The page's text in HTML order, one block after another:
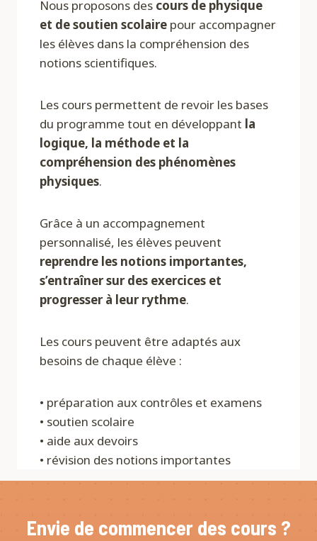
Nous proposons des cours de physique
et de soutien scolaire pour accompagner
les élèves dans la compréhension des
notions scientifiques.
Les cours permettent de revoir les bases
du programme tout en développant la
logique, la méthode et la
compréhension des phénomènes
physiques.
Grâce à un accompagnement
personnalisé, les élèves peuvent
reprendre les notions importantes,
s’entraîner sur des exercices et
progresser à leur rythme.
Les cours peuvent être adaptés aux
besoins de chaque élève :
• préparation aux contrôles et examens
• soutien scolaire
• aide aux devoirs
• révision des notions importantes
Envie de commencer des cours ?